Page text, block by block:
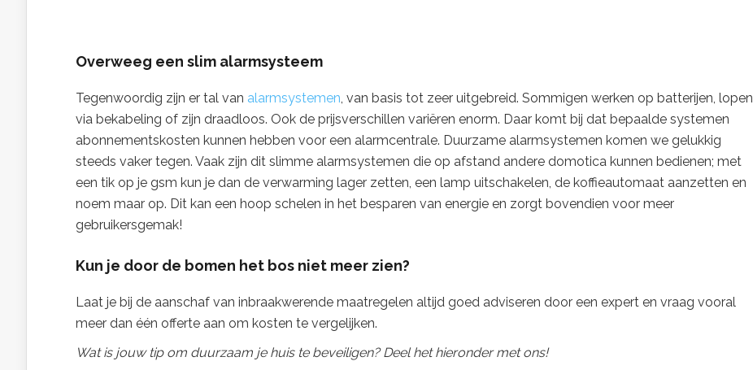
Overweeg een slim alarmsysteem
Tegenwoordig zijn er tal van alarmsystemen , van basis tot zeer uitgebreid. Sommigen werken op batterijen, lopen
via bekabeling of zijn draadloos. Ook de prijsverschillen variëren enorm. Daar komt bij dat bepaalde systemen
abonnementskosten kunnen hebben voor een alarmcentrale. Duurzame alarmsystemen komen we gelukkig
steeds vaker tegen. Vaak zijn dit slimme alarmsystemen die op afstand andere domotica kunnen bedienen; met
een tik op je gsm kun je dan de verwarming lager zetten, een lamp uitschakelen, de koffieautomaat aanzetten en
noem maar op. Dit kan een hoop schelen in het besparen van energie en zorgt bovendien voor meer
gebruikersgemak!
Kun je door de bomen het bos niet meer zien?
Laat je bij de aanschaf van inbraakwerende maatregelen altijd goed adviseren door een expert en vraag vooral
meer dan één offerte aan om kosten te vergelijken.
Wat is jouw tip om duurzaam je huis te beveiligen? Deel het hieronder met ons!